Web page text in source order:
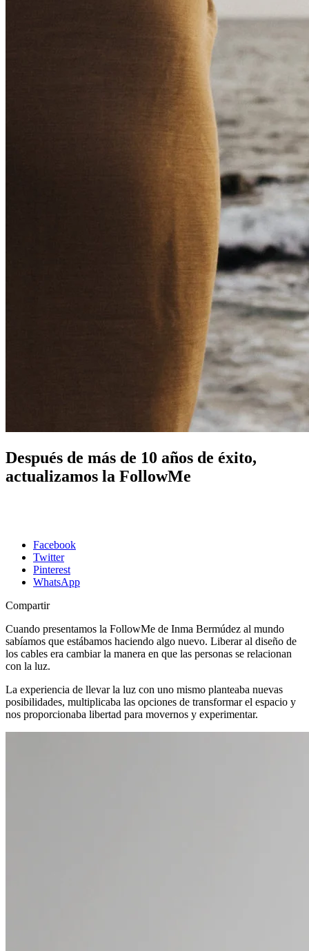
Después de más de 10 años de éxito,
actualizamos la FollowMe
Facebook
Twitter
Pinterest
WhatsApp
Compartir
Cuando presentamos la FollowMe de Inma Bermúdez al mundo
sabíamos que estábamos haciendo algo nuevo. Liberar al diseño de
los cables era cambiar la manera en que las personas se relacionan
con la luz.
La experiencia de llevar la luz con uno mismo planteaba nuevas
posibilidades, multiplicaba las opciones de transformar el espacio y
nos proporcionaba libertad para movernos y experimentar.